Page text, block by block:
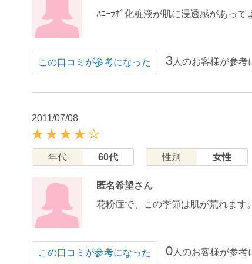
ﾊﾆｰﾗﾎﾞ化粧液が肌に浸透感があって
この口コミが参考になった 3人のお客様が参考
2011/07/08
年代 60代 性別 女性
匿名希望さん
花粉症で、この季節は肌が荒れます
この口コミが参考になった 0人のお客様が参考